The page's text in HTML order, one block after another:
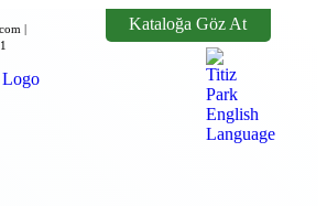
|
Kataloğa Göz At